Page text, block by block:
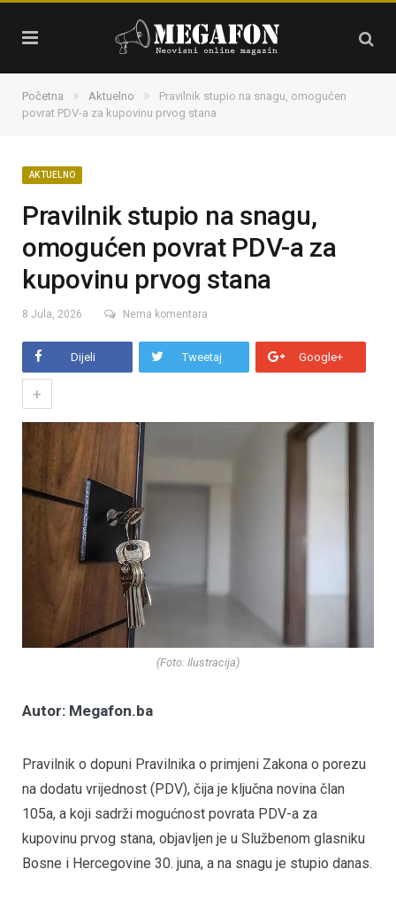
Početna » Aktuelno »
Pravilnik stupio na snagu, omogućen
povrat PDV-a za kupovinu prvog stana
AKTUELNO
Pravilnik stupio na snagu,
omogućen povrat PDV-a za
kupovinu prvog stana
8 Jula, 2026 Nema komentara
Dijeli Tweetaj Google+
+
(Foto: Ilustracija)
Autor: Megafon.ba
Pravilnik o dopuni Pravilnika o primjeni Zakona o porezu
na dodatu vrijednost (PDV), čija je ključna novina član
105a, a koji sadrži mogućnost povrata PDV-a za
kupovinu prvog stana, objavljen je u Službenom glasniku
Bosne i Hercegovine 30. juna, a na snagu je stupio danas.